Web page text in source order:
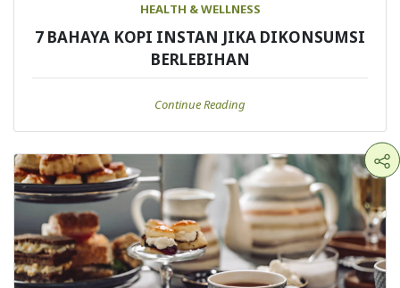
HEALTH & WELLNESS
7 BAHAYA KOPI INSTAN JIKA DIKONSUMSI
BERLEBIHAN
Continue Reading